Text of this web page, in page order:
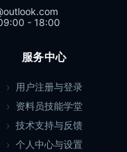
- 18:00
服务中心
用户注册与登录
资料员技能学堂
技术支持与反馈
个人中心与设置